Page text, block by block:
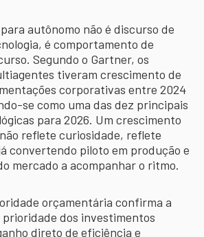
autônomo não é discurso de
é comportamento de
Segundo o Gartner, os
tiveram crescimento de
corporativas entre 2024
se como uma das dez principais
para 2026. Um crescimento
reflete curiosidade, reflete
convertendo piloto em produção e
mercado a acompanhar o ritmo.
orçamentária confirma a
prioridade dos investimentos
direto de eficiência e